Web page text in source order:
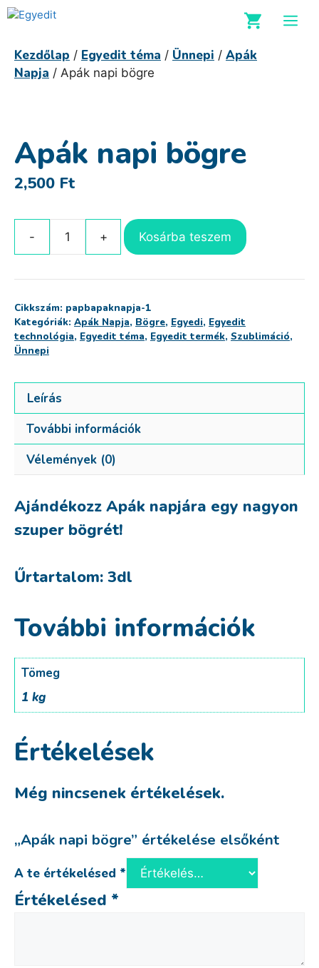
Kilépés
Kezdőlap / Egyedit téma / Ünnepi / Apák
Napja / Apák napi bögre
Apák napi bögre
2,500 Ft
Apák
bögre
Kosárba teszem
Cikkszám: papbapaknapja-1
Kategóriák: Apák Napja, Bögre, Egyedi, Egyedit
technológia, Egyedit téma, Egyedit termék, Szublimáció,
Ünnepi
Leírás
További információk
Vélemények (0)
Ajándékozz Apák napjára egy nagyon
szuper bögrét!
Űrtartalom: 3dl
További információk
Tömeg
1 kg
Értékelések
Még nincsenek értékelések.
„Apák napi bögre” értékelése elsőként
A te értékelésed *
Értékelésed *